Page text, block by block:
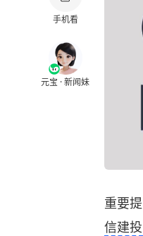
手机看
元宝 · 新闻妹
重要
信建投